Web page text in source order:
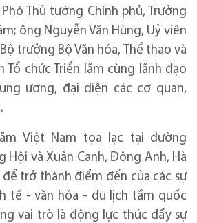
Thủ tướng Chính phủ, Trưởng
ông Nguyễn Văn Hùng, Uỷ viên
trưởng Bộ Văn hóa, Thể thao và
Tổ chức Triển lãm cùng lãnh đạo
ương, đại diện các cơ quan,
Việt Nam tọa lạc tại đường
Hội và Xuân Canh, Đông Anh, Hà
trở thành điểm đến của các sự
tế - văn hóa - du lịch tầm quốc
vai trò là động lực thúc đẩy sự